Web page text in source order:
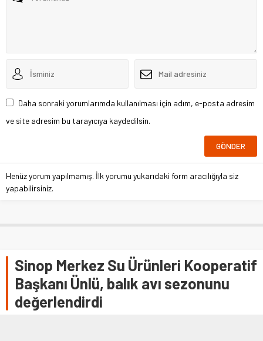
Daha sonraki yorumlarımda kullanılması için adım, e-posta adresim
ve site adresim bu tarayıcıya kaydedilsin.
Henüz yorum yapılmamış. İlk yorumu yukarıdaki form aracılığıyla siz
yapabilirsiniz.
Sinop Merkez Su Ürünleri Kooperatif
Başkanı Ünlü, balık avı sezonunu
değerlendirdi